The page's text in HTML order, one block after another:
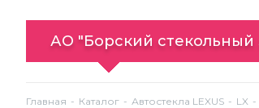
АО "Борский стекольный
Главная Каталог Автостекла LEXUS LX